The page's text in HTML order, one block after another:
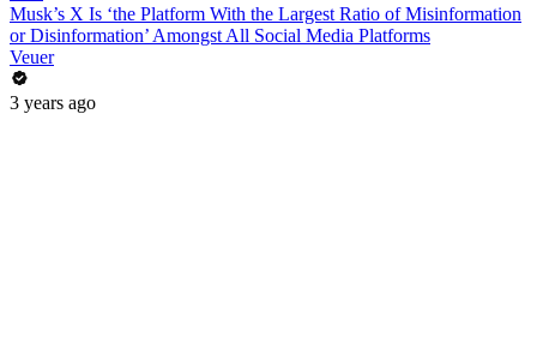
Musk’s X Is ‘the Platform With the Largest Ratio of Misinformation
or Disinformation’ Amongst All Social Media Platforms
Veuer
3 years ago